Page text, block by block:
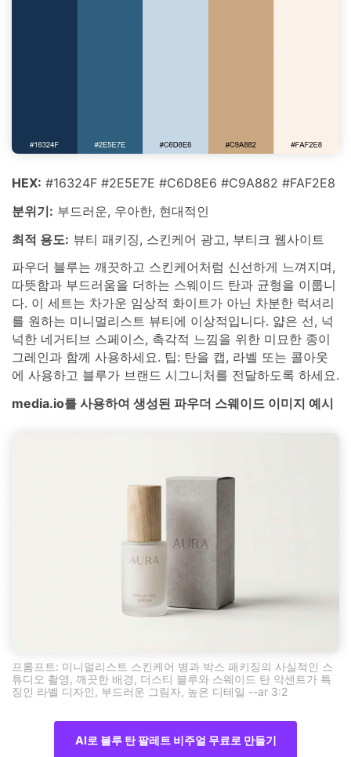
HEX: #16324F #2E5E7E #C6D8E6 #C9A882 #FAF2E8
분위기: 부드러운, 우아한, 현대적인
최적 용도: 뷰티 패키징, 스킨케어 광고, 부티크 웹사이트
파우더 블루는 깨끗하고 스킨케어처럼 신선하게 느껴지며,
따뜻함과 부드러움을 더하는 스웨이드 탄과 균형을 이룹니
다. 이 세트는 차가운 임상적 화이트가 아닌 차분한 럭셔리
를 원하는 미니멀리스트 뷰티에 이상적입니다. 얇은 선, 넉
넉한 네거티브 스페이스, 촉각적 느낌을 위한 미묘한 종이
그레인과 함께 사용하세요. 팁: 탄을 캡, 라벨 또는 콜아웃
에 사용하고 블루가 브랜드 시그니처를 전달하도록 하세요.
media.io를 사용하여 생성된 파우더 스웨이드 이미지 예시
프롬프트: 미니멀리스트 스킨케어 병과 박스 패키징의 사실적인 스
튜디오 촬영, 깨끗한 배경, 더스티 블루와 스웨이드 탄 악센트가 특
징인 라벨 디자인, 부드러운 그림자, 높은 디테일 --ar 3:2
AI로 블루 탄 팔레트 비주얼 무료로 만들기